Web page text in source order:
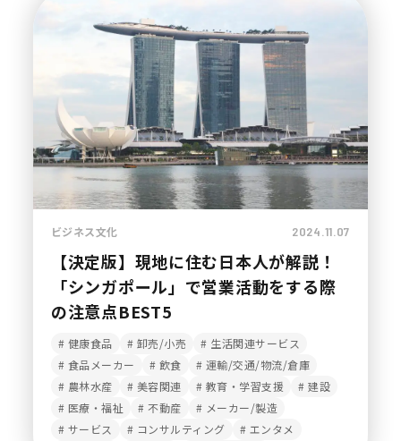
ビジネス文化 2024.11.07
【決定版】現地に住む日本人が解説！
「シンガポール」で営業活動をする際
の注意点BEST5
健康食品 卸売/小売
生活関連サービス
食品メーカー
飲食
運輸/交通/物流/倉庫
農林水産
美容関連 教育・学習支援
建設
医療・福祉
不動産
メーカー/製造
サービス
コンサルティング
エンタメ